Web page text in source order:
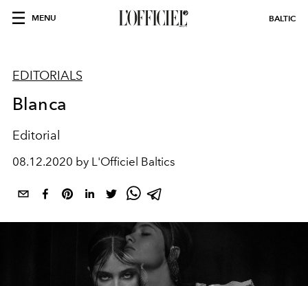
MENU BALTIC
EDITORIALS
Blanca
Editorial
08.12.2020 by L'Officiel Baltics